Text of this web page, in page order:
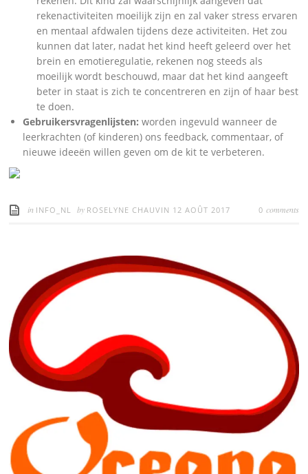
rekenactiviteiten moeilijk zijn en zal vaker stress ervaren
en mentaal afdwalen tijdens deze activiteiten. Het zou
kunnen dat later, nadat het kind heeft geleerd over het
brein en emotieregulatie, rekenen nog steeds als
moeilijk wordt beschouwd, maar dat het kind aangeeft
beter in staat is zich te concentreren en zijn of haar best
te doen.
Gebruikersvragenlijsten:worden ingevuld wanneer de
leerkrachten (of kinderen) ons feedback, commentaar, of
nieuwe ideeën willen geven om de kit te verbeteren.
in INFO_NL by ROSELYNE CHAUVIN 12 AOÛT 2017 0 comments